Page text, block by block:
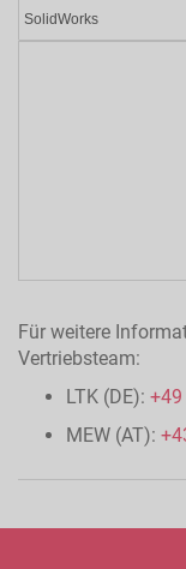
Für weitere
Vertriebsteam:
LTK (DE):
MEW (AT):